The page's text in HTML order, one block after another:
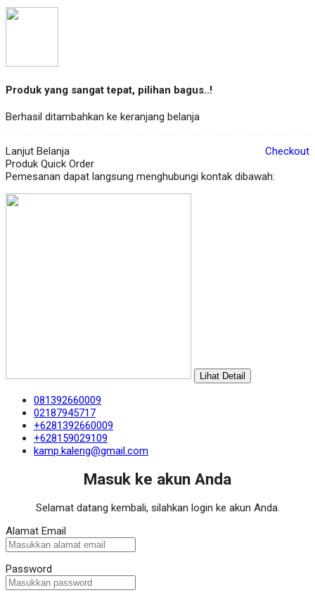
Produk yang sangat tepat, pilihan bagus..!
Berhasil ditambahkan ke keranjang belanja
Lanjut Belanja
Checkout
Produk Quick Order
Pemesanan dapat langsung menghubungi kontak dibawah:
Lihat Detail
081392660009
02187945717
+6281392660009
+628159029109
kamp.kaleng@gmail.com
Masuk ke akun Anda
Selamat datang kembali, silahkan login ke akun Anda.
Alamat Email
Password